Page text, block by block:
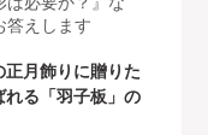
答えします
正月飾りに贈りた
れる「羽子板」の